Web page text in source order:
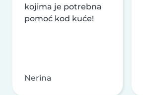
kojima je potrebna
pomoć kod kuće!
Nerina